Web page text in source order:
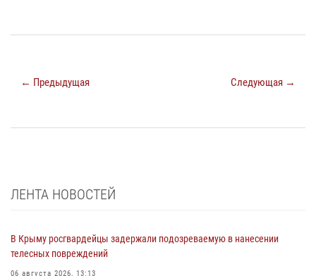
← Предыдущая Следующая →
ЛЕНТА НОВОСТЕЙ
В Крыму росгвардейцы задержали подозреваемую в нанесении
телесных повреждений
06 августа 2026, 13:13